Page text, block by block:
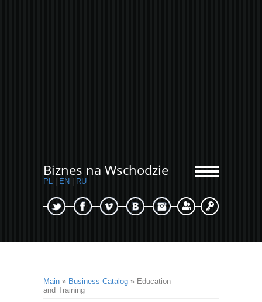
Biznes na Wschodzie
PL EN RU
Sign Up
Main » Business Catalog » Education
and Training